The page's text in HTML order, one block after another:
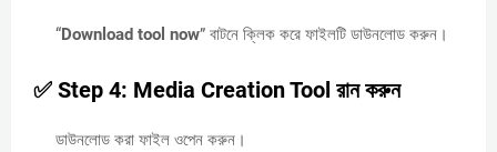
“Download tool now” বাটনে ক্লিক করে ফাইলটি ডাউনলোড করুন।
✅ Step 4: Media Creation Tool রান করুন
ডাউনলোড করা ফাইল ওপেন করুন।